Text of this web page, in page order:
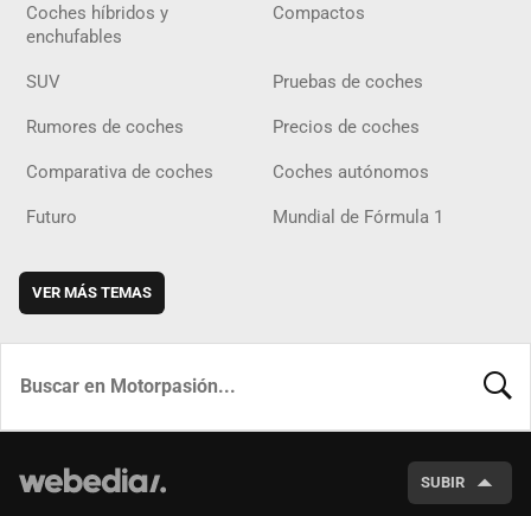
Coches híbridos y
enchufables
Compactos
SUV Pruebas de coches
Rumores de coches Precios de coches
Comparativa de coches Coches autónomos
Futuro Mundial de Fórmula 1
VER MÁS TEMAS
SUBIR